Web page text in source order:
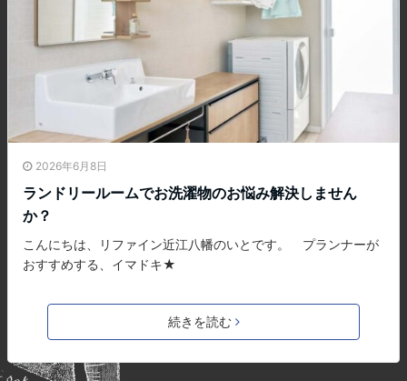
2026年6月8日
ランドリールームでお洗濯物のお悩み解決しません
か？
こんにちは、リファイン近江八幡のいとです。 プランナーが
おすすめする、イマドキ★
続きを読む